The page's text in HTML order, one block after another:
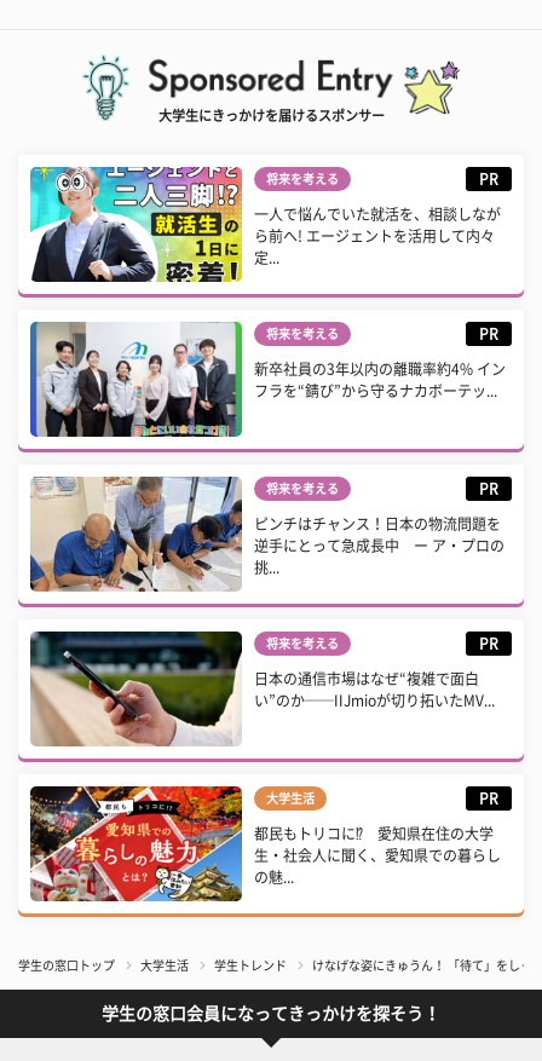
大学生にきっかけを届けるスポンサー
将来を考える PR
一人で悩んでいた就活を、相談しなが
ら前へ! エージェントを活用して内々
定...
将来を考える PR
新卒社員の3年以内の離職率約4% イン
フラを“錆び”から守るナカボーテッ...
将来を考える PR
ピンチはチャンス！日本の物流問題を
逆手にとって急成長中 ー ア・プロの
挑...
将来を考える PR
日本の通信市場はなぜ“複雑で面白
い”のか──IIJmioが切り拓いたMV...
大学生活 PR
都民もトリコに⁉ 愛知県在住の大学
生・社会人に聞く、愛知県での暮らし
の魅...
学生の窓口トップ 大学生活 学生トレンド けなげな姿にきゅうん！ 「待て」をしっ
学生の窓口会員になってきっかけを探そう！